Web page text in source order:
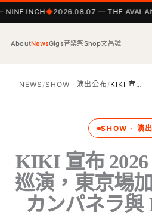
INCH 2026.08.07 — THE AVALAN
AboutNewsGigs音樂祭Shop文昌號
NEWS /SHOW · 演出公布/KIKI 宣…
SHOW · 演
KIKI 宣布
巡演，東京場
カンパネラ與